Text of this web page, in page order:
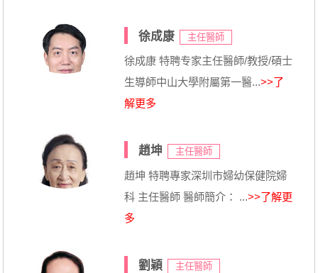
徐成康 主任醫師
徐成康 特聘专家主任醫師/教授/碩士
生導師中山大學附屬第一醫...>>了
解更多
趙坤 主任醫師
趙坤 特聘專家深圳市婦幼保健院婦
科 主任醫師 醫師簡介： ...>>了解更
多
劉穎 主任醫師